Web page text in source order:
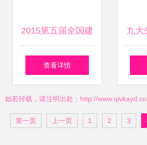
2015第五届全国建
筑结构技术交流大
推动行业技术创新
查看详情
九大
流
如若转载，请注明出处：http://
第一页 上一页 1 2 3